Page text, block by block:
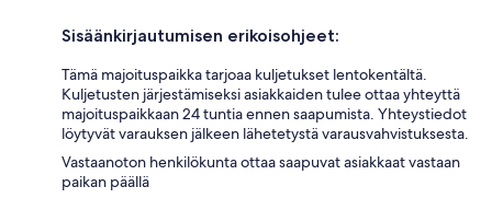
Sisäänkirjautumisen erikoisohjeet:
Tämä majoituspaikka tarjoaa kuljetukset lentokentältä.
Kuljetusten järjestämiseksi asiakkaiden tulee ottaa yhteyttä
majoituspaikkaan 24 tuntia ennen saapumista. Yhteystiedot
löytyvät varauksen jälkeen lähetetystä varausvahvistuksesta.
Vastaanoton henkilökunta ottaa saapuvat asiakkaat vastaan
paikan päällä